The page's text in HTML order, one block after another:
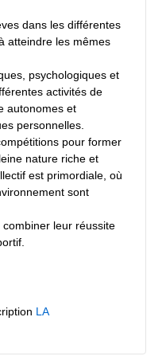
dans les différentes
atteindre les mêmes
psychologiques et
activités de
autonomes et
personnelles.
pour former
nature riche et
est primordiale, où
sont
leur réussite
LA